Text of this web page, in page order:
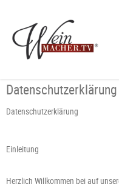
Datenschutzerklärung
Datenschutzerklärung
Einleitung
Herzlich Willkommen bei auf